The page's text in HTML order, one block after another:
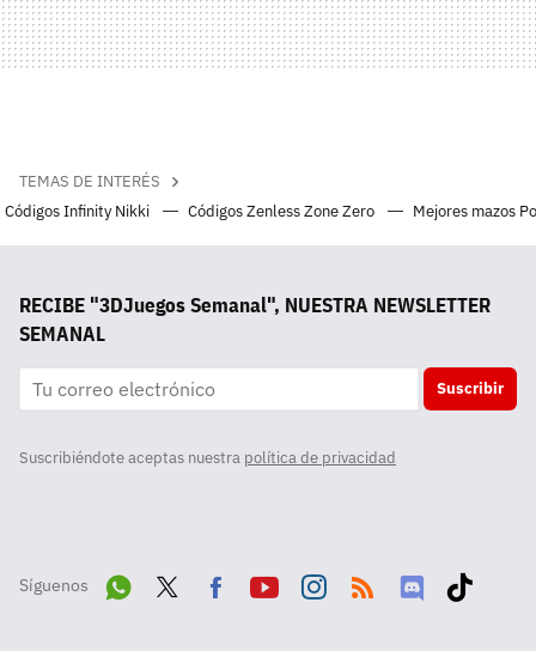
TEMAS DE INTERÉS
Códigos Infinity Nikki
Códigos Zenless Zone Zero Mejores mazos
RECIBE "3DJuegos Semanal", NUESTRA NEWSLETTER
SEMANAL
Suscribir
Suscribiéndote aceptas nuestra política de privacidad
Síguenos